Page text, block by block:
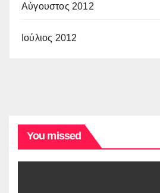
Αύγουστος 2012
Ιούλιος 2012
You missed